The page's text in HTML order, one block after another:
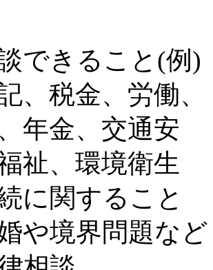
できること(例)
、税金、労働、
年金、交通安
祉、環境衛生
に関すること
や境界問題など